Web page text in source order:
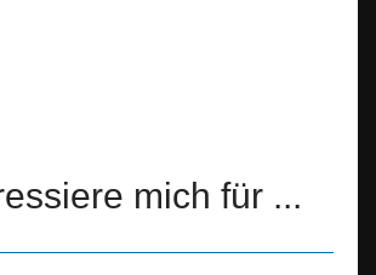
mich für ...